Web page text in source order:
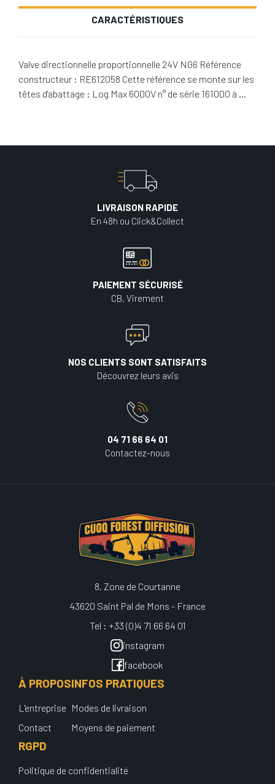
CARACTÉRISTIQUES
Valve directionnelle proportionnelle 24V NG6 Référence
constructeur : RE612058 Cette référence se monte sur les
têtes d'abattage : Log Max 6000V n° de série 161000 à …
LIVRAISON RAPIDE
En 48h ou Click&Collect
PAIEMENT SÉCURISÉ
CB, Virement
NOS CLIENTS SONT SATISFAITS
Découvrez leurs avis
04 71 66 64 01
Contactez-nous
8, Zone de Courtanne
43620 Saint Pal de Mons - France
Tel : +33 (0)4 71 66 64 01
instagram
facebook
À PROPOS
L'entreprise
Contact
INFOS PRATIQUES
Modes de livraison
Moyens de paiement
RGPD
Politique de confidentialité